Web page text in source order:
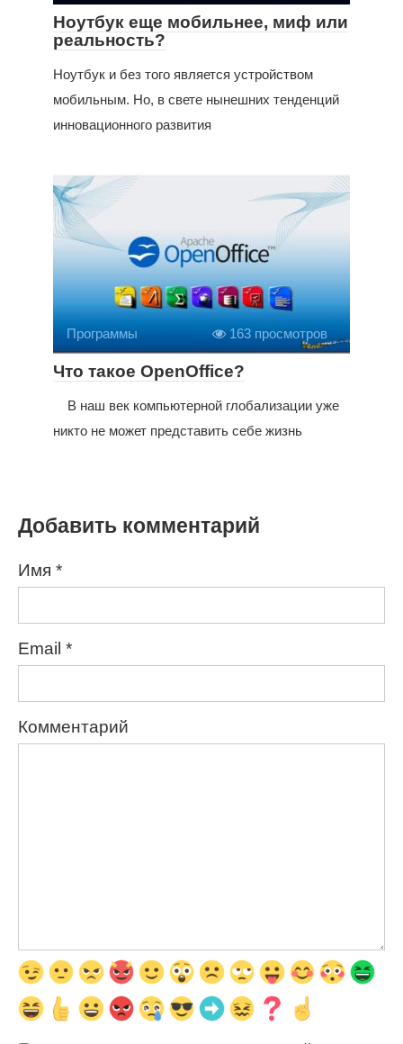
Ноутбук еще мобильнее, миф или
реальность?
Ноутбук и без того является устройством
мобильным. Но, в свете нынешних тенденций
инновационного развития
Программы 163 просмотров
Что такое OpenOffice?
В наш век компьютерной глобализации уже
никто не может представить себе жизнь
Добавить комментарий
Имя *
Email *
Комментарий